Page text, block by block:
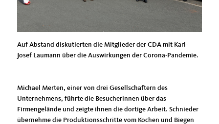
Auf Abstand diskutierten die Mitglieder der CDA mit Karl-
Josef Laumann über die Auswirkungen der Corona-Pandemie.
Michael Merten, einer von drei Gesellschaftern des
Unternehmens, führte die Besucherinnen über das
Firmengelände und zeigte ihnen die dortige Arbeit. Schnieder
übernehme die Produktionsschritte vom Kochen und Biegen